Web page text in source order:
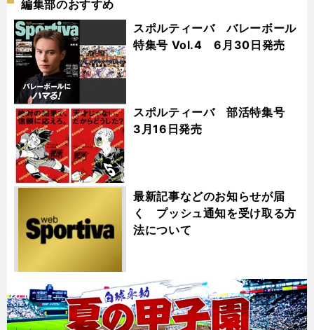
編集部のおすすめ
スポルティーバ バレーボール
特集号 Vol.4 6月30日発売
スポルティーバ 部活特集号
3月16日発売
最新記事などのお知らせが届
く プッシュ通知を受け取る方
法について